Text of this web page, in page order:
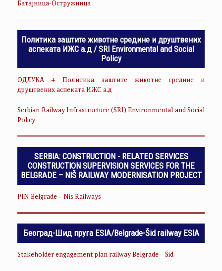
Батајница-Остружница
Политика заштите животне средине и друштвених
аспеката ИЖС а.д / SRI Environmental and Social
Policy
ОДЛУКА + Политика заштите животне средине и
друштвених аспеката ИЖС а.д
Serbian Railway Infrastructure (SRI) Environmental and Social
Policy
SERBIA: CONSTRUCTION - RELATED SERVICES
CONSTRUCTION SUPERVISION SERVICES FOR THE
BELGRADE – NIŠ RAILWAY MODERNISATION PROJECT
PIN Belgrade – Nis Railways
Београд-Шид пруга ESIA/Belgrade-Šid railway ESIA
Stakeholder engagement plan railway Belgrade – Šid